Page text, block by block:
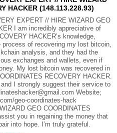
HACKER (148.113.228.93)
EXPERT // HIRE WIZARD GEO
I am incredibly appreciative of
HACKER’s knowledge,
of recovering my lost bitcoin,
analysis, and they had the
exchanges and wallets, even if
My lost bitcoin was recovered in
RECOVERY HACKER.
I strongly suggest their service to
Website;
geo-coordinates-hack
GEO COORDINATES
you in regaining the money that
into hope. I’m truly grateful.